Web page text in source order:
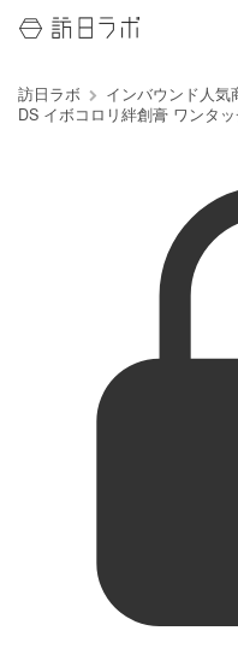
訪日ラボ インバウンド人気
DS イボコロリ絆創膏 ワンタ